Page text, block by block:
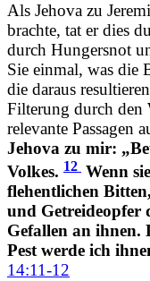
Als Jehova zu
brachte, tat er dies
durch Hungersnot
Sie einmal, was die
die daraus
Filterung durch den
relevante Passagen
Jehova zu mir:
Volkes. 12 Wenn
flehentlichen
und Getreideopfer
Gefallen an ihnen.
Pest werde ich
14:11-12